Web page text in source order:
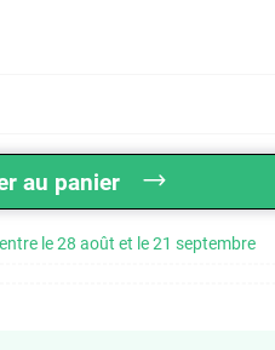
au panier
le 28 août et le 21 septembre